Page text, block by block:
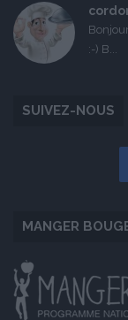
:-) B...
SUIVEZ-NOUS
MANGER